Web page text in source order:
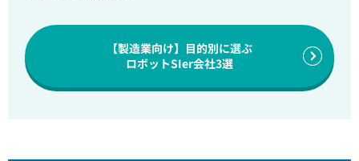
【製造業向け】目的別に選ぶ
ロボットSIer会社3選